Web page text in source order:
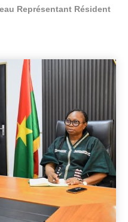
Représentant Résident